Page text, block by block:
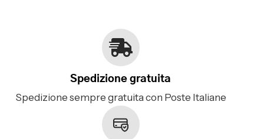
Spedizione gratuita
Spedizione sempre gratuita con Poste Italiane